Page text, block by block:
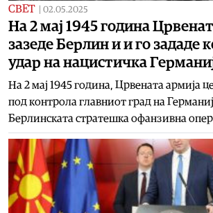
СВЕТ 02.05.2025
На 2 мај 1945 година
зазеде Берлин и и го зададе
удар на нацистичка
На 2 мај 1945 година, Црвената армија
под контрола главниот град на
Берлинската стратешка офанзивна